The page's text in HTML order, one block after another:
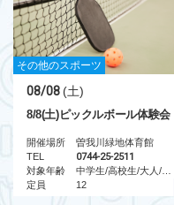
その他のスポーツ
08/08 (土)
8/8(土)ピックルボール体験会
開催場所
曽我川緑地体育館
TEL
0744-25-2511
対象年齢
中学生/高校生/大人/シニア
定員
12